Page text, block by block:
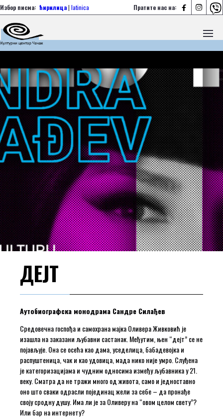
Пратите нас на:   
Избор писма: ћирилица| latinica
ДЕЈТ
Аутобиографска монодрама Сандре Силађев
Средовечна госпођа и самохрана мајка Оливера Живковић је
изашла на заказани љубавни састанак. Међутим, њен “дејт” се не
појављује. Она се осећа као дама, уседелица, бабадевојка и
распуштеница, чак и као удовица, мада нико није умро. Слуђена
је категоризацијама и чудним односима између љубавника у 21.
веку. Сматра да не тражи много од живота, само и једноставно
оно што сваки одрасли појединац жели за себе – да пронађе
своју сродну душу. Има ли је за Оливеру на “овом целом свету”?
Или бар на интернету?